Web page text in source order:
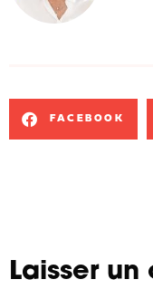
FACEBOOK
Laisser